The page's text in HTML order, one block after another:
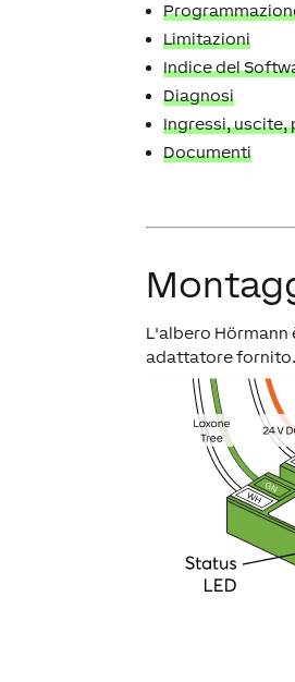
Limitazioni
Indice del
Diagnosi
Ingressi, uscite,
Documenti
L'albero
adattatore fornito.